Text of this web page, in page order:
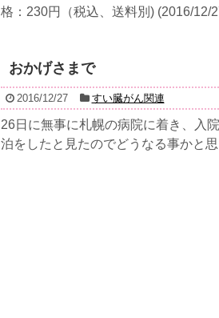
格：230円（税込、送料別) (2016/12/
おかげさまで
2016/12/27 すい臓がん関連
26日に無事に札幌の病院に着き、入
泊をしたと見たのでどうなる事かと